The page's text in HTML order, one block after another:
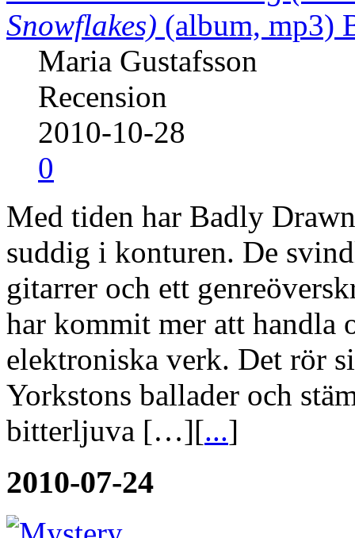
Snowflakes) (album, mp3)
Maria Gustafsson
Recension
2010-10-28
0
Med tiden har Badly
suddig i konturen. De
gitarrer och ett
har kommit mer att handla
elektroniska verk. Det rör
Yorkstons ballader och
bitterljuva […][...]
2010-07-24